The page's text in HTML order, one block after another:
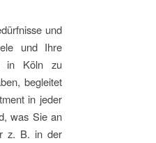
und
und Ihre
in Köln zu
begleitet
in jeder
was Sie an
z. B. in der